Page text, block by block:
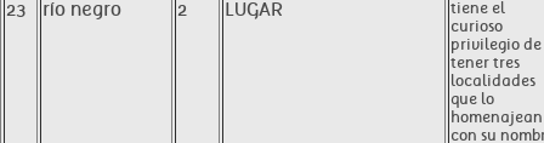
23 río negro 2 LUGAR
tiene el
curioso
privilegio de
tener tres
localidades
que lo
homenajean
con su